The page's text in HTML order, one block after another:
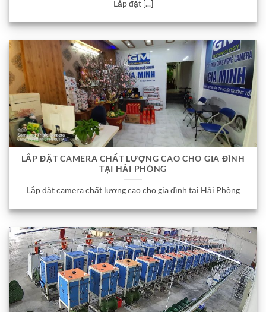
Lắp đặt [...]
LẮP ĐẶT CAMERA CHẤT LƯỢNG CAO CHO GIA ĐÌNH
TẠI HẢI PHÒNG
Lắp đặt camera chất lượng cao cho gia đình tại Hải Phòng